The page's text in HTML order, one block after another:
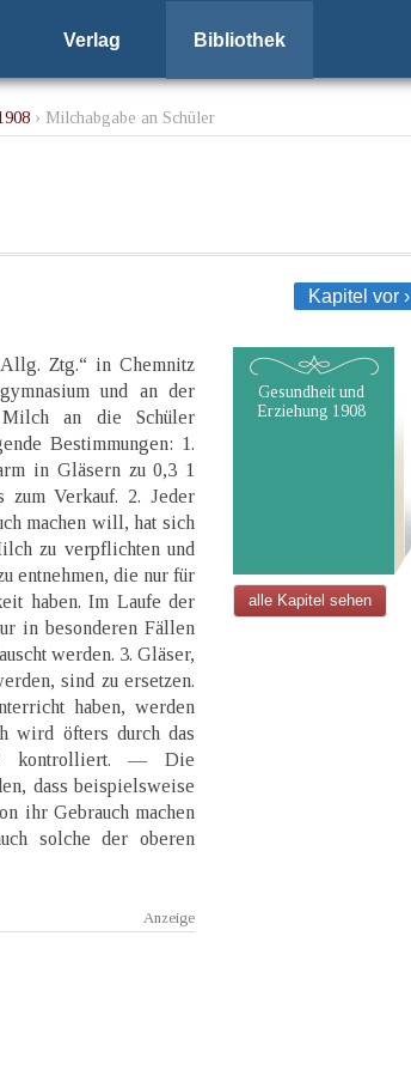
Verlag Bibliothek
› Milchabgabe an Schüler
Kapitel vor ›
Ztg.“ in Chemnitz
und an der
an die Schüler
Bestimmungen: 1.
in Gläsern zu 0,3 1
Verkauf. 2. Jeder
machen will, hat sich
zu verpflichten und
entnehmen, die nur für
haben. Im Laufe der
in besonderen Fällen
werden. 3. Gläser,
sind zu ersetzen.
haben, werden
wird öfters durch das
kontrolliert. — Die
dass beispielsweise
ihr Gebrauch machen
solche der oberen
Gesundheit und
Erziehung 1908
alle Kapitel sehen